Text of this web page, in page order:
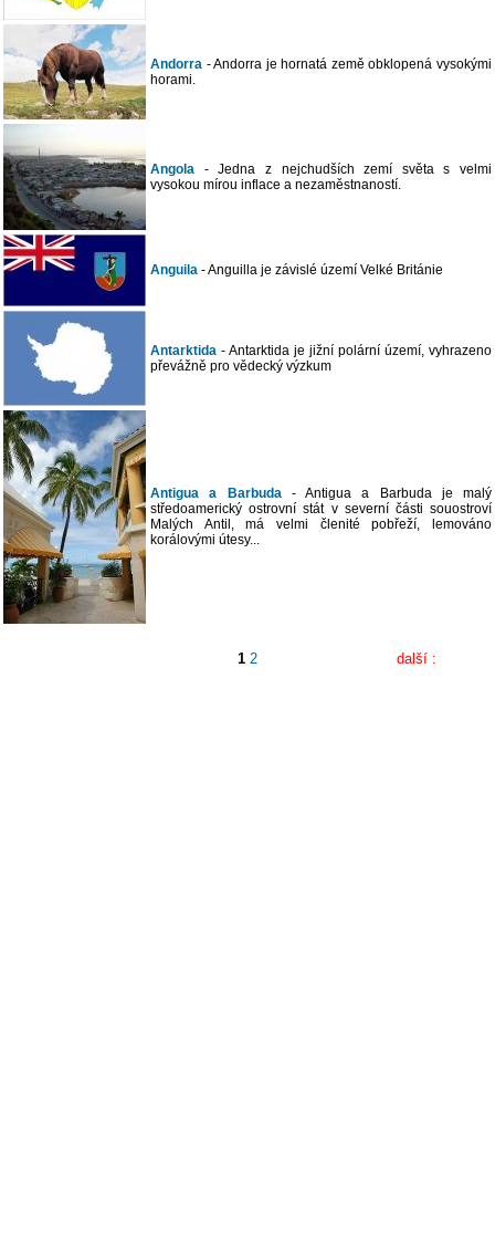
Andorra - Andorra je hornatá země obklopená vysokými
horami.
Angola - Jedna z nejchudších zemí světa s velmi
vysokou mírou inflace a nezaměstnaností.
Anguila - Anguilla je závislé území Velké Británie
Antarktida - Antarktida je jižní polární území, vyhrazeno
převážně pro vědecký výzkum
Antigua a Barbuda- Antigua a Barbuda je malý
středoamerický ostrovní stát v severní části souostroví
Malých Antil, má velmi členité pobřeží, lemováno
korálovými útesy...
1 2 další :